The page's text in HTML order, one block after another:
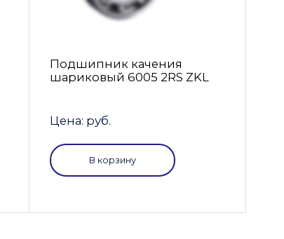
Подшипник качения
шариковый 6005 2RS ZKL
Цена: руб.
В корзину